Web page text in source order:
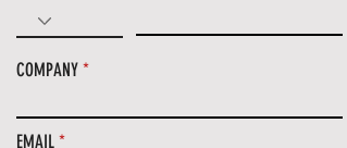
COMPANY
EMAIL